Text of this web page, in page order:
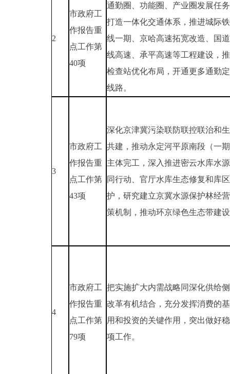
2
市政府工
作报告重
点工作第
40项
通勤圈、功能圈、产业圈发展任
打造一体化交通体系，推进城际
线一期、京哈高速拓宽改造、国
线高速、承平高速等工程建设，
检查站优化布局，开通更多通勤
线路。
3
市政府工
作报告重
点工作第
43项
深化京津冀污染联防联控联治和
共建，推动永定河平原南段（一
主体完工，深入推进密云水库水
同行动、官厅水库生态修复和库
护，研究建立京冀水源保护林经
策机制，推动环京绿色生态带建
4
市政府工
作报告重
点工作第
79项
把实施扩大内需战略同深化供给
改革有机结合，充分发挥消费的
用和投资的关键作用，突出做好
项工作。